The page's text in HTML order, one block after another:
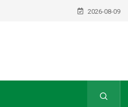
2026-08-09